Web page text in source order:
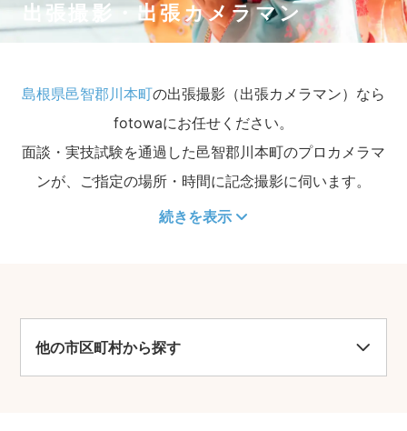
出張撮影・出張カメラマン
島根県邑智郡川本町の出張撮影（出張カメラマン）なら
fotowaにお任せください。
面談・実技試験を通過した邑智郡川本町のプロカメラマ
ンが、ご指定の場所・時間に記念撮影に伺います。
続きを表示
他の市区町村から探す